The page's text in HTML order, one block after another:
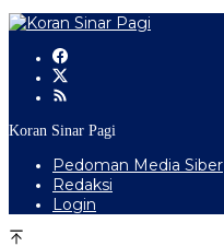
Koran Sinar Pagi
Pedoman Media Siber
Redaksi
Login